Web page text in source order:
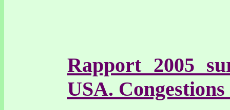
Rapport 2005
USA.